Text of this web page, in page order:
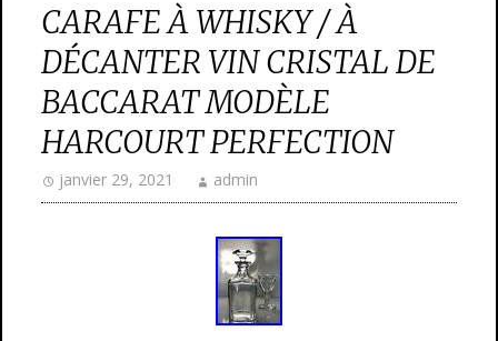
CARAFE À WHISKY / À
DÉCANTER VIN CRISTAL DE
BACCARAT MODÈLE
HARCOURT PERFECTION
janvier 29, 2021 admin